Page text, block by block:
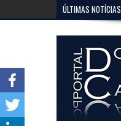
ÚLTIMAS NOTÍCIAS